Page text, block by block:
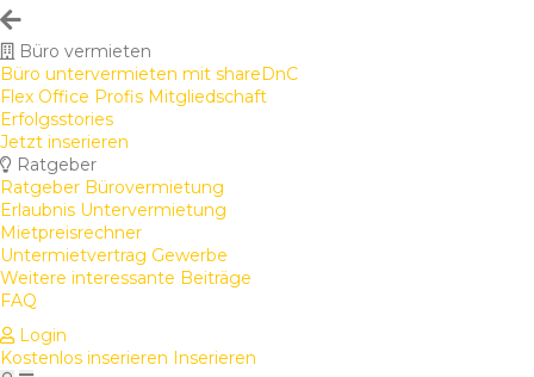
Büro vermieten
Büro untervermieten mit shareDnC
Flex Office Profis Mitgliedschaft
Erfolgsstories
Jetzt inserieren
Ratgeber
Ratgeber Bürovermietung
Erlaubnis Untervermietung
Mietpreisrechner
Untermietvertrag Gewerbe
Weitere interessante Beiträge
FAQ
Login
Kostenlos inserieren Inserieren